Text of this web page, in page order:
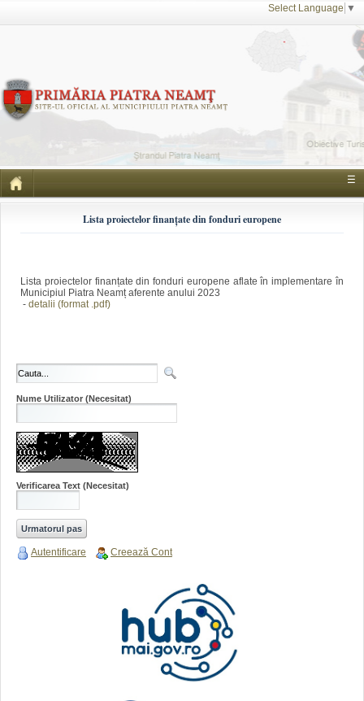
Select Language ▼
☰
Lista proiectelor finanțate din fonduri europene
Lista proiectelor finanțate din fonduri europene aflate în implementare în
Municipiul Piatra Neamț aferente anului 2023
- detalii (format .pdf)
Nume Utilizator (Necesitat)
Verificarea Text (Necesitat)
Autentificare Creează Cont